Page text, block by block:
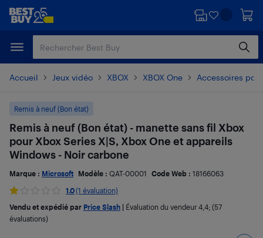
Passer
principal
Passer
Accueil Jeux vidéo XBOX XBOX One Accessoires
Remis à neuf (Bon état)
Remis à neuf (Bon état) - manette sans fil Xbox
pour Xbox Series X|S, Xbox One et appareils
Windows - Noir carbone
Marque : Microsoft Modèle : QAT-00001 Code Web : 18166063
1.0(1 évaluation)
Vendu et expédié par Price Slash Évaluation du vendeur 4,4; (57
évaluations)